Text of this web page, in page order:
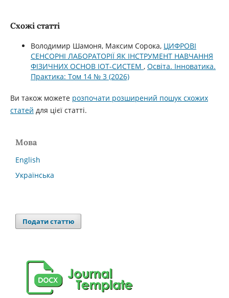
Схожі статті
Володимир Шамоня, Максим Сорока, ЦИФРОВІ
СЕНСОРНІ ЛАБОРАТОРІЇ ЯК ІНСТРУМЕНТ НАВЧАННЯ
ФІЗИЧНИХ ОСНОВ IOT-СИСТЕМ , Освіта. Інноватика.
Практика: Том 14 № 3 (2026)
Ви також можете розпочати розширений пошук схожих
статей для цієї статті.
Мова
English
Українська
Подати статтю